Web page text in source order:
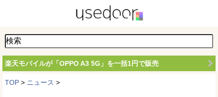
楽天モバイルが「OPPO A3 5G」を一括1円で販売
TOP > ニュース >